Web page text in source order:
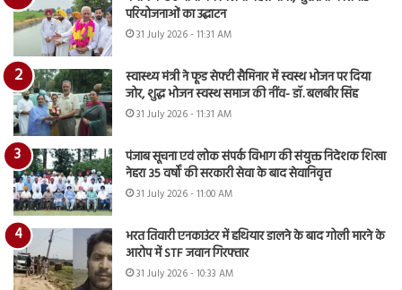
परियोजनाओं का उद्घाटन
31 July 2026 - 11:31 AM
स्वास्थ्य मंत्री ने फूड सेफ्टी सैमिनार में स्वस्थ भोजन पर दिया
जोर, शुद्ध भोजन स्वस्थ समाज की नींव- डॉ. बलबीर सिंह
31 July 2026 - 11:31 AM
पंजाब सूचना एवं लोक संपर्क विभाग की संयुक्त निदेशक शिखा
नेहरा 35 वर्षों की सरकारी सेवा के बाद सेवानिवृत्त
31 July 2026 - 11:00 AM
भरत तिवारी एनकाउंटर में हथियार डालने के बाद गोली मारने के
आरोप में STF जवान गिरफ्तार
31 July 2026 - 10:33 AM